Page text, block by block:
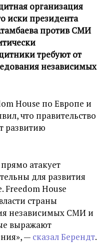
организация
иски президента
против СМИ
требуют от
независимых
House по Европе и
что правительство
развитию
атакует
для развития
Freedom House
страны
независимых СМИ и
выражают
— сказал Берендт.